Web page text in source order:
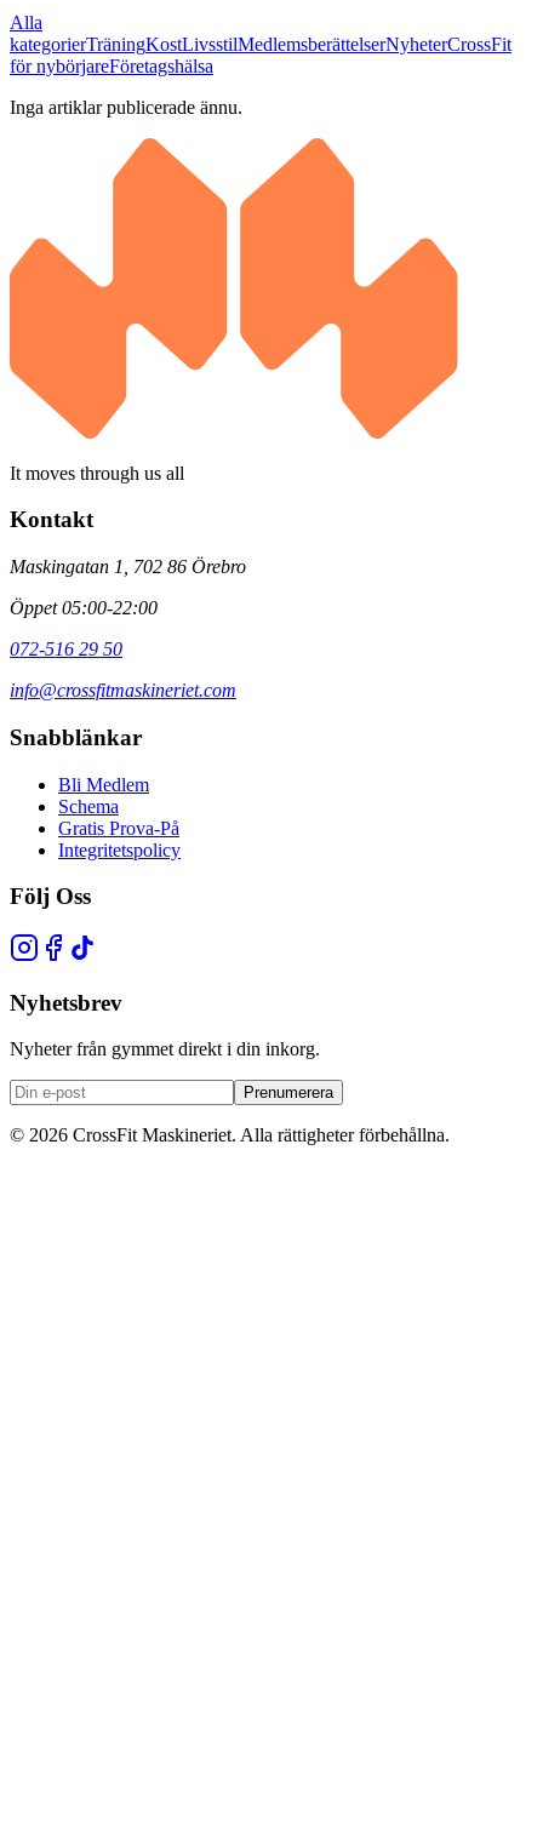
Alla
kategorierTräningKostLivsstilMedlemsberättelserNyheterCrossFit
för nybörjareFöretagshälsa
Inga artiklar publicerade ännu.
It moves through us all
Kontakt
Maskingatan 1, 702 86 Örebro
Öppet 05:00-22:00
072-516 29 50
info@crossfitmaskineriet.com
Snabblänkar
Bli Medlem
Schema
Gratis Prova-På
Integritetspolicy
Följ Oss
Nyhetsbrev
Nyheter från gymmet direkt i din inkorg.
Prenumerera
© 2026 CrossFit Maskineriet. Alla rättigheter förbehållna.